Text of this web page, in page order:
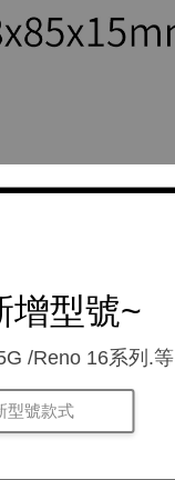
增型號~
/Reno 16系列.等
型號款式